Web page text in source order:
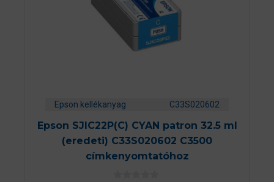
Epson kellékanyag C33S020602
Epson SJIC22P(C) CYAN patron 32.5 ml
(eredeti) C33S020602 C3500
címkenyomtatóhoz